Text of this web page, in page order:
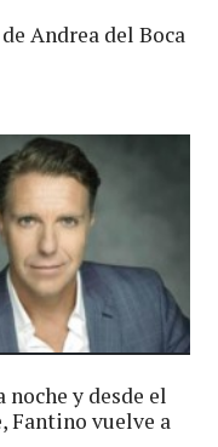
Andrea del Boca
y desde el
Fantino vuelve a